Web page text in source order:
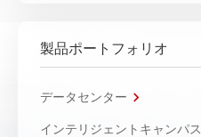
製品ポートフォリオ
データセンター
インテリジェントキャンパス